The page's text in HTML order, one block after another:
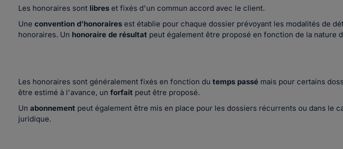
Les honoraires sont libres et fixés d'un commun accord avec le client.
Une convention d'honoraires est établie pour chaque dossier prévoyant les modalités de
honoraires. Un honoraire de résultat peut également être proposé en fonction de la nature
Les honoraires sont généralement fixés en fonction du temps passé mais pour certains
être estimé à l'avance, un forfait peut être proposé.
Un abonnement peut également être mis en place pour les dossiers récurrents ou dans le
juridique.